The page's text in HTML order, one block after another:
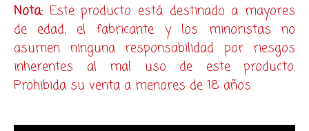
Nota: Este producto está destinado a mayores
de edad, el fabricante y los minoristas no
asumen ninguna responsabilidad por riesgos
inherentes al mal uso de este producto.
Prohibida su venta a menores de 18 años.